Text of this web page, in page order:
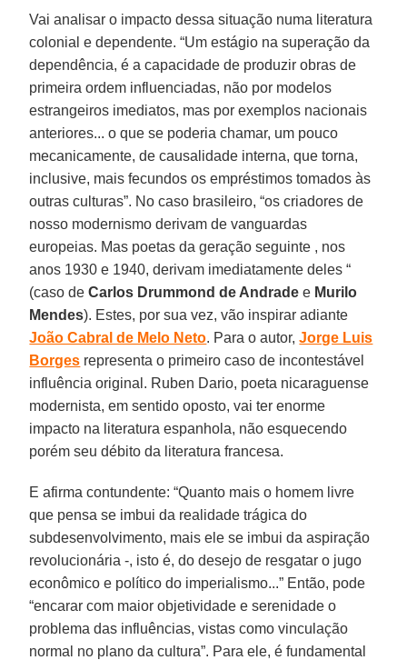
Vai analisar o impacto dessa situação numa literatura
colonial e dependente. “Um estágio na superação da
dependência, é a capacidade de produzir obras de
primeira ordem influenciadas, não por modelos
estrangeiros imediatos, mas por exemplos nacionais
anteriores... o que se poderia chamar, um pouco
mecanicamente, de causalidade interna, que torna,
inclusive, mais fecundos os empréstimos tomados às
outras culturas”. No caso brasileiro, “os criadores de
nosso modernismo derivam de vanguardas
europeias. Mas poetas da geração seguinte , nos
anos 1930 e 1940, derivam imediatamente deles “
(caso deCarlos Drummond de Andrade e Murilo
Mendes). Estes, por sua vez, vão inspirar adiante
João Cabral de Melo Neto. Para o autor,Jorge Luis
Borges representa o primeiro caso de incontestável
influência original. Ruben Dario, poeta nicaraguense
modernista, em sentido oposto, vai ter enorme
impacto na literatura espanhola, não esquecendo
porém seu débito da literatura francesa.
E afirma contundente: “Quanto mais o homem livre
que pensa se imbui da realidade trágica do
subdesenvolvimento, mais ele se imbui da aspiração
revolucionária -, isto é, do desejo de resgatar o jugo
econômico e político do imperialismo...” Então, pode
“encarar com maior objetividade e serenidade o
problema das influências, vistas como vinculação
normal no plano da cultura”. Para ele, é fundamental